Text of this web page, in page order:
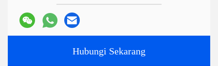
Hubungi Sekarang